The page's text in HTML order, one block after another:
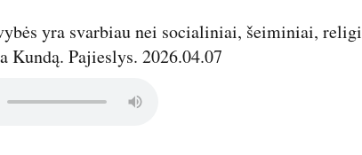
yra svarbiau nei socialiniai, šeiminiai,
Kundą. Pajieslys. 2026.04.07